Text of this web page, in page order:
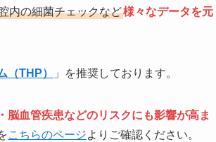
内の細菌チェックなど様々なデータを元
（THP） 」を推奨しております。
脳血管疾患などのリスクにも影響が高ま
こちらのページよりご確認ください。